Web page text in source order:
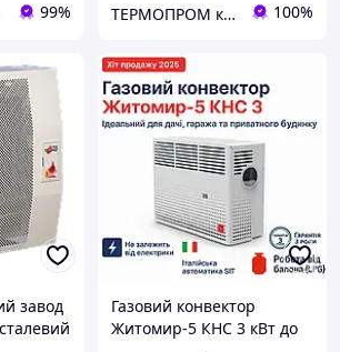
99% TEPMOПРОМ крамниця та інтернет продажі 100%
завод
Газовий конвектор
Житомир-5 КНС 3 кВт до